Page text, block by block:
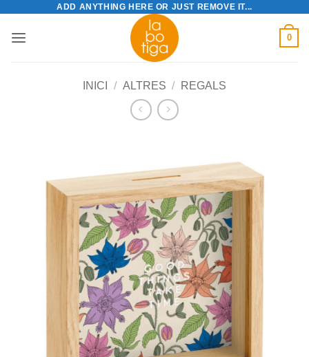
content
ADD ANYTHING HERE OR JUST REMOVE IT...
0
INICI / ALTRES / REGALS